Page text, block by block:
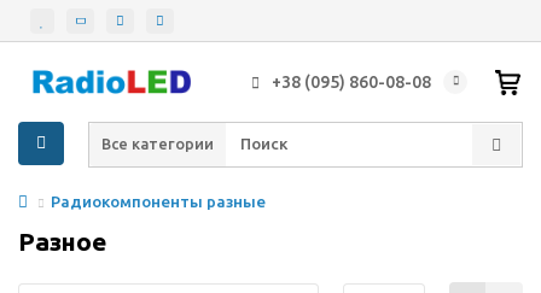
+38 (095) 860-08-08
Все категории
Радиокомпоненты разные
Разное